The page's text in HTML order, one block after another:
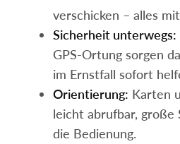
verschicken – alles
Sicherheit unterwegs:
GPS-Ortung sorgen
im Ernstfall sofort
Orientierung: Karten
leicht abrufbar, große
die Bedienung.